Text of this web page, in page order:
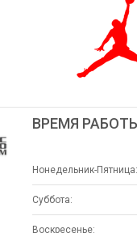
ВРЕМЯ
Нонедельник-Пятница:
Суббота:
Воскресенье: